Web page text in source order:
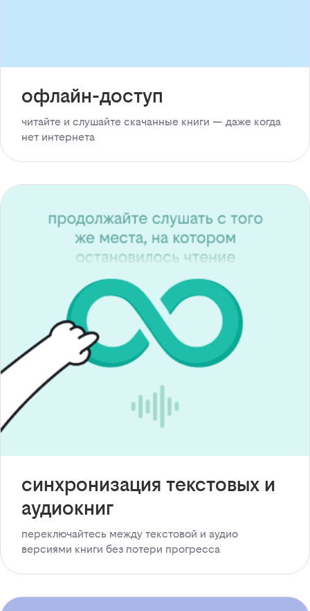
офлайн-доступ
читайте и слушайте скачанные книги — даже когда
нет интернета
синхронизация текстовых и
аудиокниг
переключайтесь между текстовой и аудио
версиями книги без потери прогресса